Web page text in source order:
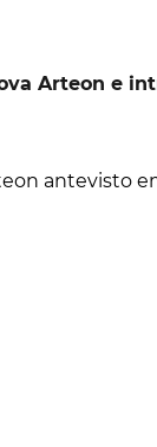
Arteon e